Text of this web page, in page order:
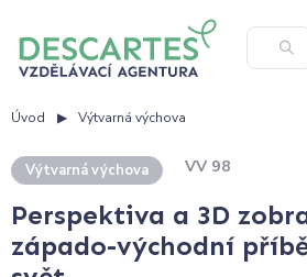
Úvod Výtvarná výchova
Výtvarná výchova VV 98
Perspektiva a 3D
západo-východní